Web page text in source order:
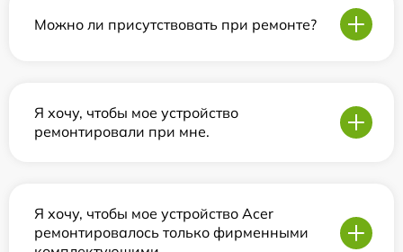
Можно ли присутствовать при ремонте?
Я хочу, чтобы мое устройство
ремонтировали при мне.
Я хочу, чтобы мое устройство Acer
ремонтировалось только фирменными